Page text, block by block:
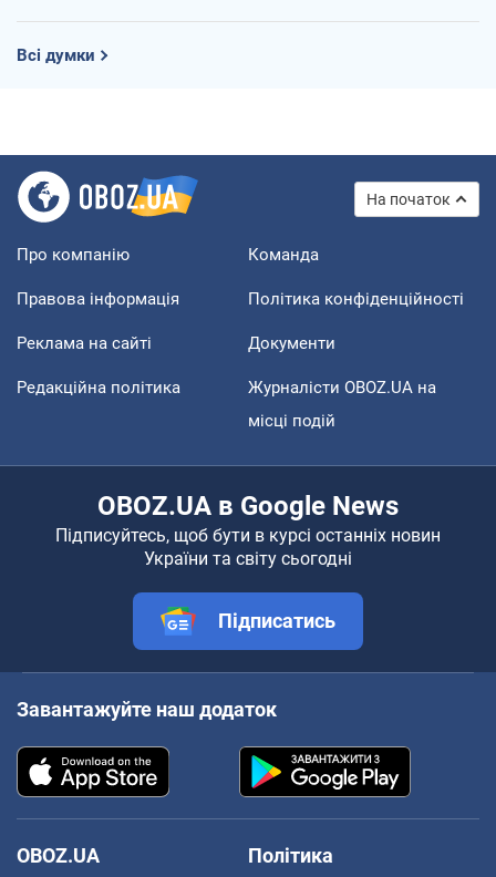
Всі думки
На початок
Про компанію Команда
Правова інформація Політика конфіденційності
Реклама на сайті Документи
Редакційна політика
Журналісти OBOZ.UA на
місці подій
OBOZ.UA в Google News
Підписуйтесь, щоб бути в курсі останніх новин
України та світу сьогодні
Підписатись
Завантажуйте наш додаток
OBOZ.UA
Політика